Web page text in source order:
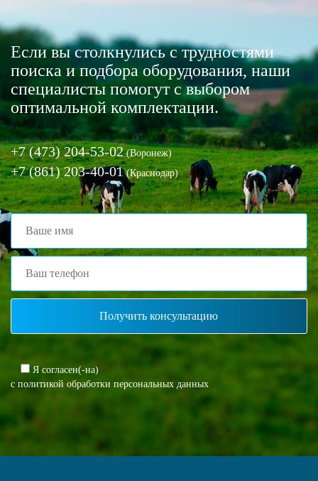
Если вы столкнулись с трудностями
поиска и подбора оборудования, наши
специалисты помогут с выбором
оптимальной комплектации.
+7 (473) 204-53-02(Воронеж)
+7 (861) 203-40-01(Краснодар)
Я согласен(-на)
с политикой обработки персональных данных